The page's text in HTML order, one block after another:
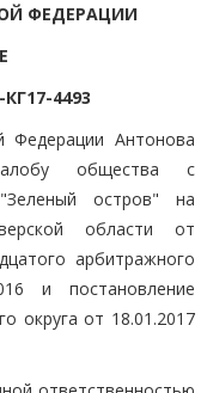
ФЕДЕРАЦИИ
4493
Федерации Антонова
общества с
остров" на
области от
арбитражного
и постановление
округа от 18.01.2017